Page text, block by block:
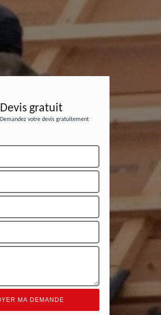
Devis gratuit
Demandez votre devis gratuitement